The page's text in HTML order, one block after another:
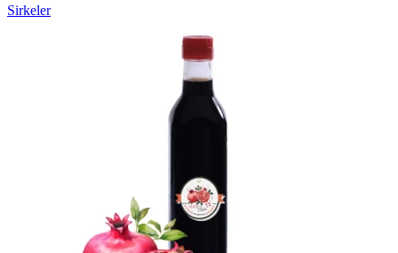
Sirkeler